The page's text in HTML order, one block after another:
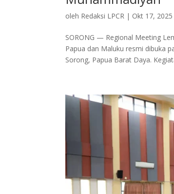
oleh Redaksi LPCR | Okt 17, 2025
SORONG — Regional Meeting
Papua dan Maluku resmi dibuka
Sorong, Papua Barat Daya.